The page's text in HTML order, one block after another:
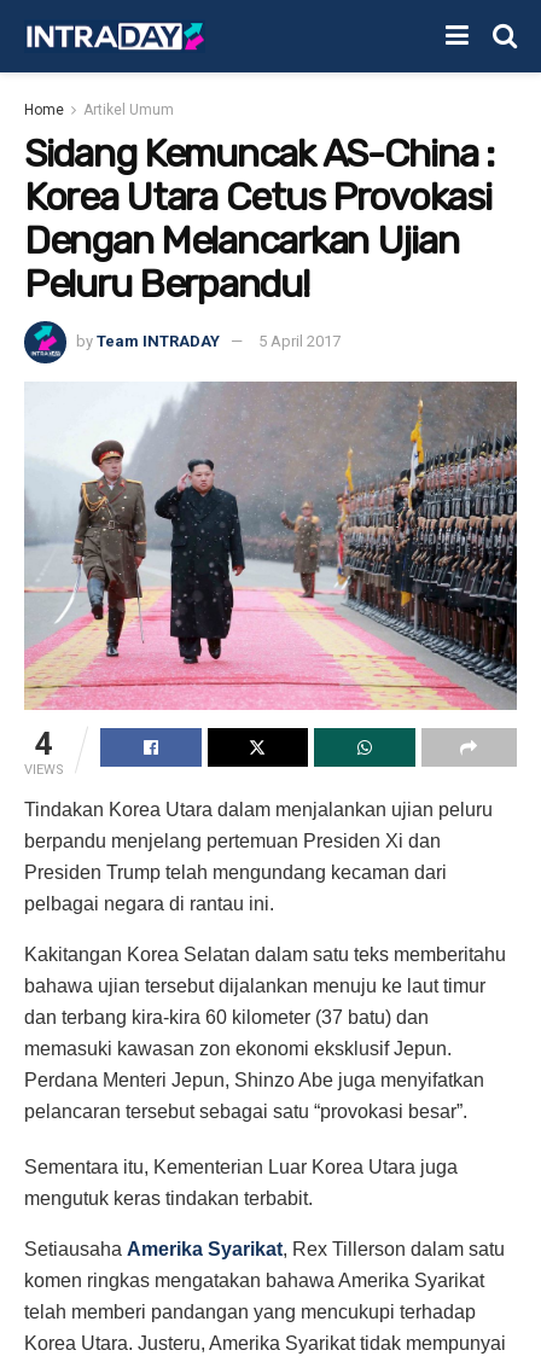
Home Artikel Umum
Sidang Kemuncak AS-China :
Korea Utara Cetus Provokasi
Dengan Melancarkan Ujian
Peluru Berpandu!
by Team INTRADAY 5 April 2017
4
VIEWS
Tindakan Korea Utara dalam menjalankan ujian peluru
berpandu menjelang pertemuan Presiden Xi dan
Presiden Trump telah mengundang kecaman dari
pelbagai negara di rantau ini.
Kakitangan Korea Selatan dalam satu teks memberitahu
bahawa ujian tersebut dijalankan menuju ke laut timur
dan terbang kira-kira 60 kilometer (37 batu) dan
memasuki kawasan zon ekonomi eksklusif Jepun.
Perdana Menteri Jepun, Shinzo Abe juga menyifatkan
pelancaran tersebut sebagai satu “provokasi besar”.
Sementara itu, Kementerian Luar Korea Utara juga
mengutuk keras tindakan terbabit.
Setiausaha Amerika Syarikat, Rex Tillerson dalam satu
komen ringkas mengatakan bahawa Amerika Syarikat
telah memberi pandangan yang mencukupi terhadap
Korea Utara. Justeru, Amerika Syarikat tidak mempunyai